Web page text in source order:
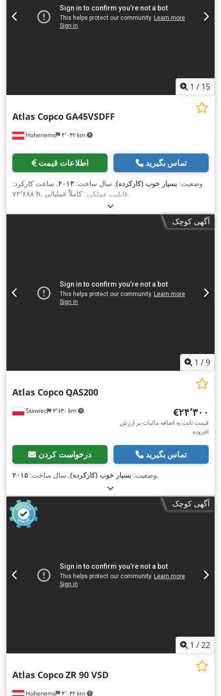
1 / 15
Hohenems ۴٬۰۴۲ km
Atlas Copco GA45VSDFF
اطلاعات قیمت تماس بگیرید
وضعیت: بسیار خوب (کارکرده), سال ساخت: ۲۰۱۳, ساعت کارکرد:
۷۲٬۶۸۸ h
, قابلیت عملکرد:کاملاً عملیاتی ,
آگهی کوچک
1 /9
Stawiec ۳٬۶۳۰ km
Atlas Copco QAS200
‎€۲۴٬۳۰۰
قیمت ثابت به اضافه مالیات بر ارزش
افزوده
درخواست کردن تماس بگیرید
وضعیت: بسیار خوب (کارکرده), سال ساخت: ۲۰۱۵ ,
آگهی کوچک
1 /22
Hohenems ۴٬۰۴۲ km
Atlas CopcoZR 90 VSD